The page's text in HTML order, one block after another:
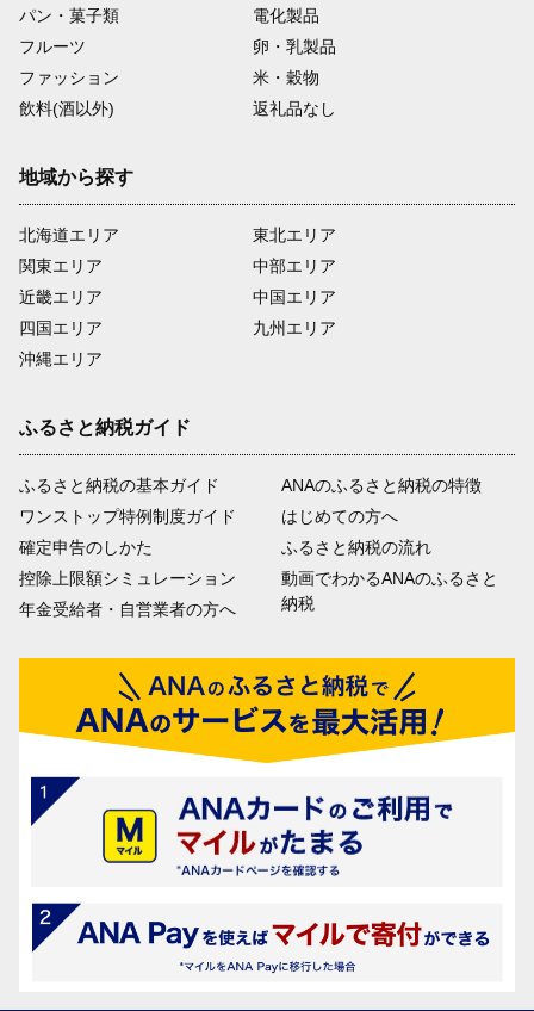
域都市圏内の大学生や高校生等が
圏域内の市町で地域住民や企業、
団体、自治体等と連携して地域課
題の解決に取組む教育研究活動・
教育活動の支援に活用
25
昭和27年から始まり、名称や開催
場所を変えながらも今日まで受け
継がれ、現在は「広島みなと 夢 花
火大会」として多くの皆様に親し
まれています。この花火大会を将
来にわたり継続していく為に活用
パン・菓子類
電化製品
フルーツ
卵・乳製品
ファッション
米・穀物
飲料(酒以外)
返礼品なし
地域から探す
北海道エリア
関東エリア
近畿エリア
四国エリア
沖縄エリア
東北エリア
中部エリア
中国エリア
九州エリア
ふるさと納税ガイド
ふるさと納税の基本ガイド
ワンストップ特例制度ガイド
確定申告のしかた
控除上限額シミュレーション
年金受給者・自営業者の方へ
ANAのふるさと納税の特徴
はじめての方へ
ふるさと納税の流れ
動画でわかるANAのふるさと
納税